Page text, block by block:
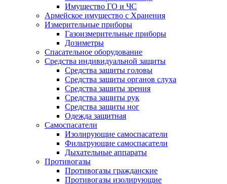
Имущество ГО и ЧС
Армейское имущество с Хранения
Измерительные приборы
Газоизмерительные приборы
Дозиметры
Спасательное оборудование
Средства индивидуальной защиты
Средства защиты головы
Средства защиты органов слуха
Средства зашиты зрения
Средства защиты рук
Средства защиты ног
Одежда защитная
Самоспасатели
Изолирующие самоспасатели
Фильтрующие самоспасатели
Дыхательные аппараты
Противогазы
Противогазы гражданские
Противогазы изолирующие